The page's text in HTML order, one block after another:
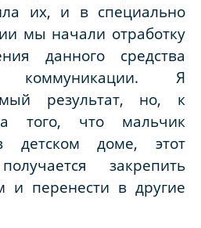
их, и в специально
мы начали отработку
данного средства
коммуникации. Я
результат, но, к
того, что мальчик
детском доме, этот
закрепить
и перенести в другие